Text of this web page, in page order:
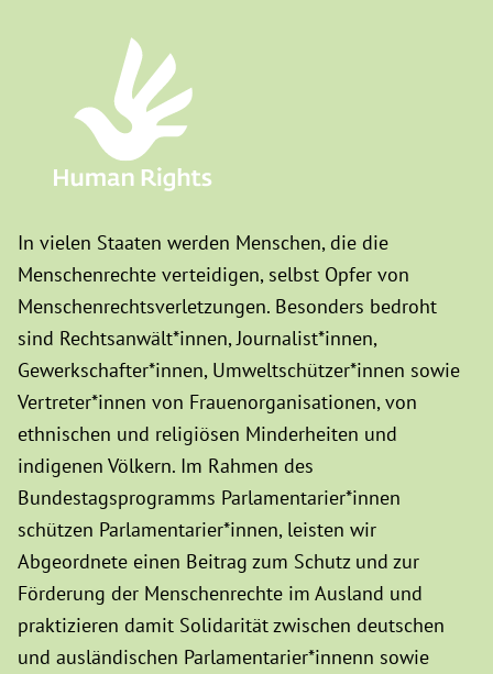
In vielen Staaten werden Menschen, die die
Menschenrechte verteidigen, selbst Opfer von
Menschenrechtsverletzungen. Besonders bedroht
sind Rechtsanwält*innen, Journalist*innen,
Gewerkschafter*innen, Umweltschützer*innen sowie
Vertreter*innen von Frauenorganisationen, von
ethnischen und religiösen Minderheiten und
indigenen Völkern. Im Rahmen des
Bundestagsprogramms Parlamentarier*innen
schützen Parlamentarier*innen, leisten wir
Abgeordnete einen Beitrag zum Schutz und zur
Förderung der Menschenrechte im Ausland und
praktizieren damit Solidarität zwischen deutschen
und ausländischen Parlamentarier*innenn sowie